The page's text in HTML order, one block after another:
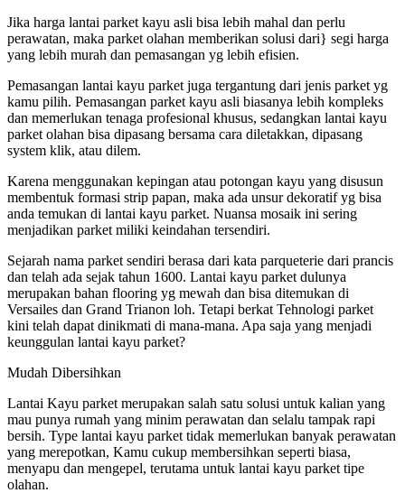
Jika harga lantai parket kayu asli bisa lebih mahal dan perlu
perawatan, maka parket olahan memberikan solusi dari} segi harga
yang lebih murah dan pemasangan yg lebih efisien.
Pemasangan lantai kayu parket juga tergantung dari jenis parket yg
kamu pilih. Pemasangan parket kayu asli biasanya lebih kompleks
dan memerlukan tenaga profesional khusus, sedangkan lantai kayu
parket olahan bisa dipasang bersama cara diletakkan, dipasang
system klik, atau dilem.
Karena menggunakan kepingan atau potongan kayu yang disusun
membentuk formasi strip papan, maka ada unsur dekoratif yg bisa
anda temukan di lantai kayu parket. Nuansa mosaik ini sering
menjadikan parket miliki keindahan tersendiri.
Sejarah nama parket sendiri berasa dari kata parqueterie dari prancis
dan telah ada sejak tahun 1600. Lantai kayu parket dulunya
merupakan bahan flooring yg mewah dan bisa ditemukan di
Versailes dan Grand Trianon loh. Tetapi berkat Tehnologi parket
kini telah dapat dinikmati di mana-mana. Apa saja yang menjadi
keunggulan lantai kayu parket?
Mudah Dibersihkan
Lantai Kayu parket merupakan salah satu solusi untuk kalian yang
mau punya rumah yang minim perawatan dan selalu tampak rapi
bersih. Type lantai kayu parket tidak memerlukan banyak perawatan
yang merepotkan, Kamu cukup membersihkan seperti biasa,
menyapu dan mengepel, terutama untuk lantai kayu parket tipe
olahan.